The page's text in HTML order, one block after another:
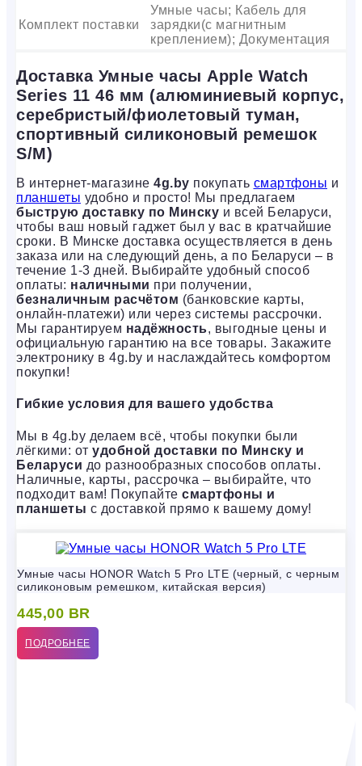
Комплект поставки
Умные часы; Кабель для
зарядки(с магнитным
креплением); Документация
Доставка Умные часы Apple Watch
Series 11 46 мм (алюминиевый корпус,
серебристый/фиолетовый туман,
спортивный силиконовый ремешок
S/M)
В интернет-магазине 4g.by покупать смартфоны и
планшеты удобно и просто! Мы предлагаем
быструю доставку по Минску и всей Беларуси,
чтобы ваш новый гаджет был у вас в кратчайшие
сроки. В Минске доставка осуществляется в день
заказа или на следующий день, а по Беларуси – в
течение 1-3 дней. Выбирайте удобный способ
оплаты: наличными при получении,
безналичным расчётом (банковские карты,
онлайн-платежи) или через системы рассрочки.
Мы гарантируем надёжность, выгодные цены и
официальную гарантию на все товары. Закажите
электронику в 4g.by и наслаждайтесь комфортом
покупки!
Гибкие условия для вашего удобства
Мы в 4g.by делаем всё, чтобы покупки были
лёгкими: от удобной доставки по Минску и
Беларуси до разнообразных способов оплаты.
Наличные, карты, рассрочка – выбирайте, что
подходит вам! Покупайте смартфоны и
планшеты с доставкой прямо к вашему дому!
Умные часы HONOR Watch 5 Pro LTE (черный, с черным
силиконовым ремешком, китайская версия)
445,00 BR
ПОДРОБНЕЕ